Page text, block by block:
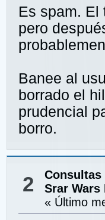
Es spam. El
pero
Banee al
borrado el
prudencial
borro.
2
Consultas
Srar
« Último